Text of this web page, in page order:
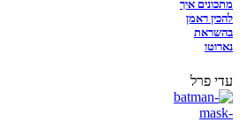
מתכונים איך
להכין ראמן
בהשראת
נארוטו
עדי פרל